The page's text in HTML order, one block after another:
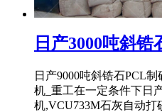
日产3000吨斜
日产9000吨斜锆石PCL
机_重工在一定条件下日
机,VCU733M石灰自动